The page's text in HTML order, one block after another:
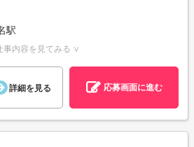
駅
事内容を見てみる ∨
詳細を見る 応募画面に進む